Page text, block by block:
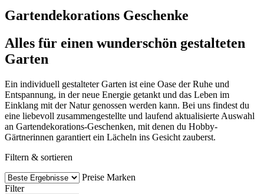
Gartendekorations Geschenke
Alles für einen wunderschön gestalteten
Garten
Ein individuell gestalteter Garten ist eine Oase der Ruhe und
Entspannung, in der neue Energie getankt und das Leben im
Einklang mit der Natur genossen werden kann. Bei uns findest du
eine liebevoll zusammengestellte und laufend aktualisierte Auswahl
an Gartendekorations-Geschenken, mit denen du Hobby-
Gärtnerinnen garantiert ein Lächeln ins Gesicht zauberst.
Filtern & sortieren
Preise Marken
Filter